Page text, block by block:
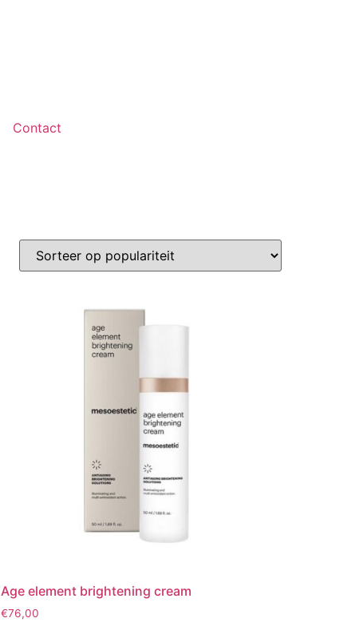
Contact
Age element brightening cream
€76,00